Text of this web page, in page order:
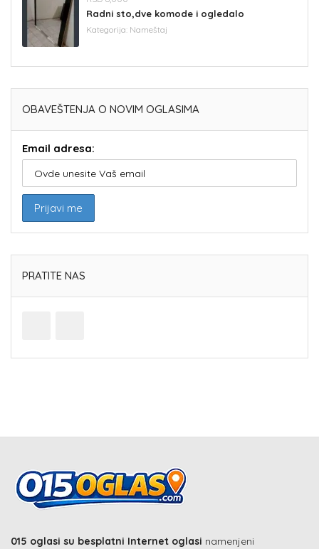
Radni sto,dve komode i ogledalo
Kategorija: Nameštaj
OBAVEŠTENJA O NOVIM OGLASIMA
Email adresa:
PRATITE NAS
015 oglasi su besplatni Internet oglasi namenjeni